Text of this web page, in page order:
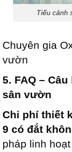
Tiểu cảnh
Chuyên gia
vườn
5. FAQ –
sân vườn
Chi phí thiết
9 có đắt
pháp linh